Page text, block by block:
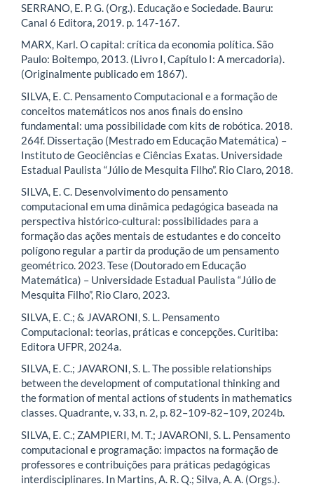
SERRANO, E. P. G. (Org.). Educação e Sociedade. Bauru:
Canal 6 Editora, 2019. p. 147-167.
MARX, Karl. O capital: crítica da economia política. São
Paulo: Boitempo, 2013. (Livro I, Capítulo I: A mercadoria).
(Originalmente publicado em 1867).
SILVA, E. C. Pensamento Computacional e a formação de
conceitos matemáticos nos anos finais do ensino
fundamental: uma possibilidade com kits de robótica. 2018.
264f. Dissertação (Mestrado em Educação Matemática) –
Instituto de Geociências e Ciências Exatas. Universidade
Estadual Paulista “Júlio de Mesquita Filho”. Rio Claro, 2018.
SILVA, E. C. Desenvolvimento do pensamento
computacional em uma dinâmica pedagógica baseada na
perspectiva histórico-cultural: possibilidades para a
formação das ações mentais de estudantes e do conceito
polígono regular a partir da produção de um pensamento
geométrico. 2023. Tese (Doutorado em Educação
Matemática) – Universidade Estadual Paulista “Júlio de
Mesquita Filho”, Rio Claro, 2023.
SILVA, E. C.; & JAVARONI, S. L. Pensamento
Computacional: teorias, práticas e concepções. Curitiba:
Editora UFPR, 2024a.
SILVA, E. C.; JAVARONI, S. L. The possible relationships
between the development of computational thinking and
the formation of mental actions of students in mathematics
classes. Quadrante, v. 33, n. 2, p. 82–109-82–109, 2024b.
SILVA, E. C.; ZAMPIERI, M. T.; JAVARONI, S. L. Pensamento
computacional e programação: impactos na formação de
professores e contribuições para práticas pedagógicas
interdisciplinares. In Martins, A. R. Q.; Silva, A. A. (Orgs.).